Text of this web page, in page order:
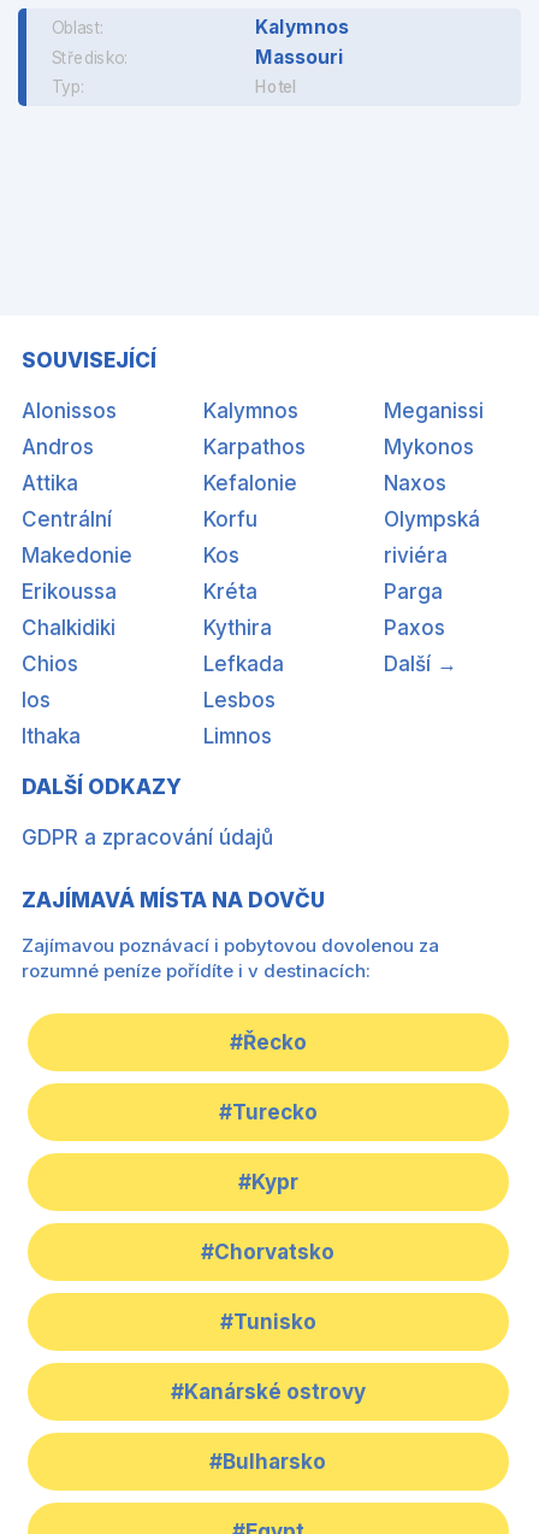
Oblast: Kalymnos
Středisko: Massouri
Typ: Hotel
SOUVISEJÍCÍ
Alonissos
Andros
Attika
Centrální
Makedonie
Erikoussa
Chalkidiki
Chios
Ios
Ithaka
Kalymnos
Karpathos
Kefalonie
Korfu
Kos
Kréta
Kythira
Lefkada
Lesbos
Limnos
Meganissi
Mykonos
Naxos
Olympská
riviéra
Parga
Paxos
Další →
DALŠÍ ODKAZY
GDPR a zpracování údajů
ZAJÍMAVÁ MÍSTA NA DOVČU
Zajímavou poznávací i pobytovou dovolenou za
rozumné peníze pořídíte i v destinacích:
#Řecko
#Turecko
#Kypr
#Chorvatsko
#Tunisko
#Kanárské ostrovy
#Bulharsko